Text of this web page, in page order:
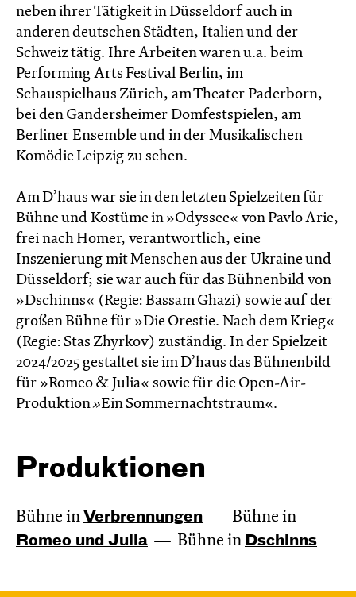
neben ihrer Tätigkeit in Düsseldorf auch in
anderen deutschen Städten, Italien und der
Schweiz tätig. Ihre Arbeiten waren u.a. beim
Performing Arts Festival Berlin, im
Schauspielhaus Zürich, am Theater Paderborn,
bei den Gandersheimer Domfestspielen, am
Berliner Ensemble und in der Musikalischen
Komödie Leipzig zu sehen.
Am D’haus war sie in den letzten Spielzeiten für
Bühne und Kostüme in »Odyssee« von Pavlo Arie,
frei nach Homer, verantwortlich, eine
Inszenierung mit Menschen aus der Ukraine und
Düsseldorf; sie war auch für das Bühnenbild von
»Dschinns« (Regie: Bassam Ghazi) sowie auf der
großen Bühne für »Die Orestie. Nach dem Krieg«
(Regie: Stas Zhyrkov) zuständig. In der Spielzeit
2024/2025 gestaltet sie im D’haus das Bühnenbild
für »Romeo & Julia« sowie für die Open-Air-
Produktion»Ein Sommernachtstraum«.
Produktionen
Bühne in Verbren­nungen Bühne in
Romeo und Julia Bühne in Dschinns